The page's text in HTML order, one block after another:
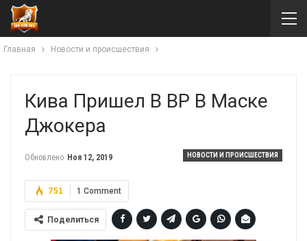
Главная Новости и происшествия
Кива Пришел В ВР В Маске
Джокера
НОВОСТИ И ПРОИСШЕСТВИЯ
Обновлено Ноя 12, 2019
1 Comment
751
Поделиться